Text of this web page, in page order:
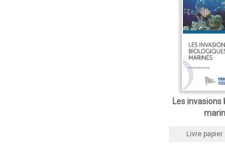
Les invasions
Livre papier